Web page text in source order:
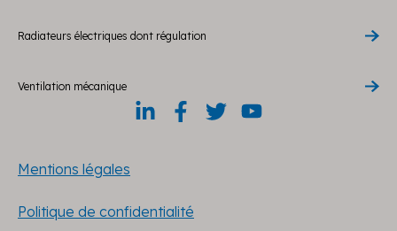
Radiateurs électriques dont régulation
Ventilation mécanique
Mentions légales
Politique de confidentialité